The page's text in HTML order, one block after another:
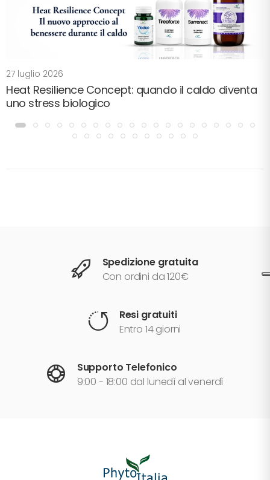
27 luglio 2026
Heat Resilience Concept: quando il caldo diventa
uno stress biologico
Spedizione gratuita
Con ordini da 120€
Resi gratuiti
Entro 14 giorni
Supporto Telefonico
9:00 - 18:00 dal lunedì al venerdì